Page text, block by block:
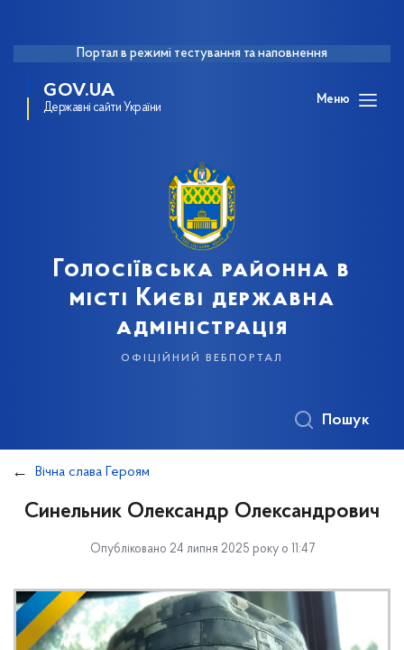
Портал в режимі тестування та наповнення
GOV.UA
Державні сайти України
Меню
Голосіївська районна в
місті Києві державна
адміністрація
офіційний вебпортал
Пошук
Вічна слава Героям
Синельник Олександр Олександрович
Опубліковано 24 липня 2025 року о 11:47